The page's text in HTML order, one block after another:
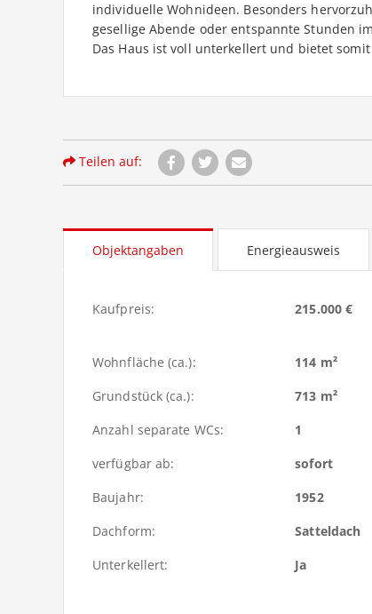
individuelle Wohnideen. Besonders
gesellige Abende oder entspannte Stunden
Das Haus ist voll unterkellert und bietet
Teilen auf:
Objektangaben Energieausweis
Kaufpreis: 215.000 €
Wohnfläche (ca.):
114 m²
Grundstück (ca.):
713 m²
Anzahl separate WCs:
1
verfügbar ab:
sofort
Baujahr:
1952
Dachform:
Satteldach
Unterkellert:
Ja